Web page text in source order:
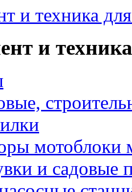
и техника
и
мотоблоки
и садовые